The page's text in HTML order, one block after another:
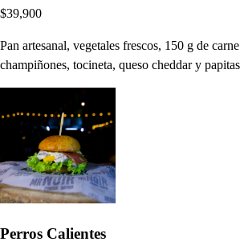
$39,900
Pan artesanal, vegetales frescos, 150 g de
champiñones, tocineta, queso cheddar y
Perros Calientes